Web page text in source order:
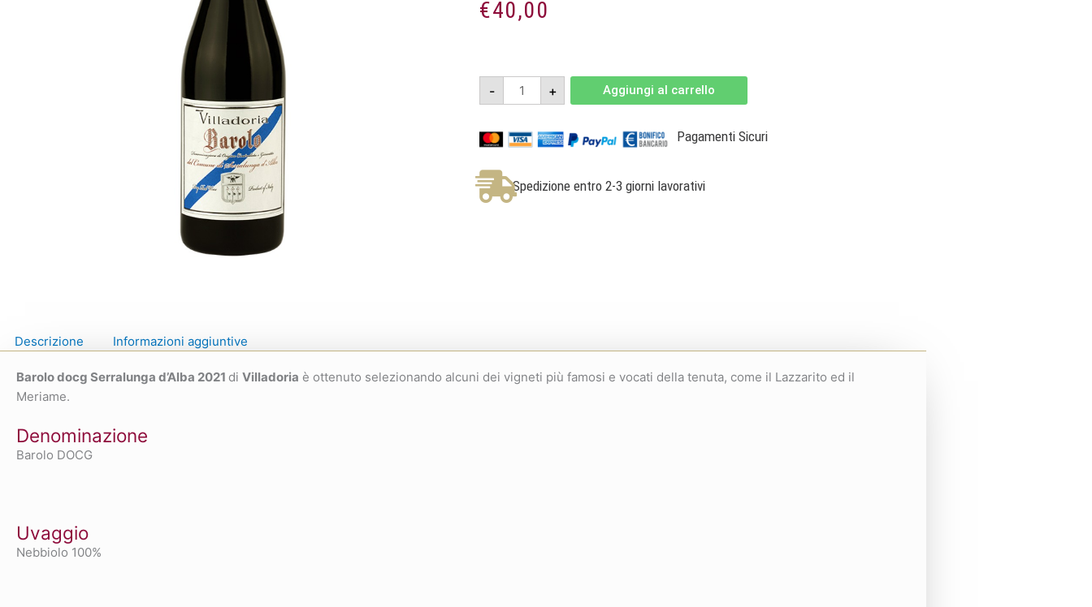
€40,00
-
Serralunga
d'Alba
2021
Barolo
docg
quantità
+ Aggiungi al carrello
Pagamenti Sicuri
Spedizione entro 2-3 giorni lavorativi
Descrizione Informazioni aggiuntive
Barolo docg Serralunga d’Alba 2021 di Villadoria è ottenuto selezionando alcuni dei vigneti più famosi e vocati della tenuta, come il Lazzarito ed il
Meriame.
Denominazione
Barolo DOCG
Uvaggio
Nebbiolo 100%